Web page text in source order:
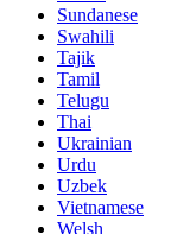
Sundanese
Swahili
Tajik
Tamil
Telugu
Thai
Ukrainian
Urdu
Uzbek
Vietnamese
Welsh